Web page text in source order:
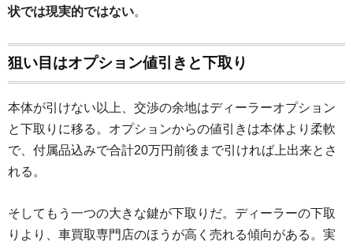
状では現実的ではない。
狙い目はオプション値引きと下取り
本体が引けない以上、交渉の余地はディーラーオプション
と下取りに移る。オプションからの値引きは本体より柔軟
で、付属品込みで合計20万円前後まで引ければ上出来とさ
れる。
そしてもう一つの大きな鍵が下取りだ。ディーラーの下取
りより、車買取専門店のほうが高く売れる傾向がある。実